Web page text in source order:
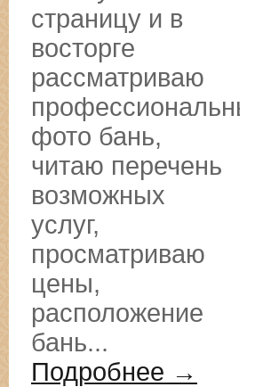
страницу и в
восторге
рассматриваю
профессиональные
фото бань,
читаю перечень
возможных
услуг,
просматриваю
цены,
расположение
бань...
Подробнее →